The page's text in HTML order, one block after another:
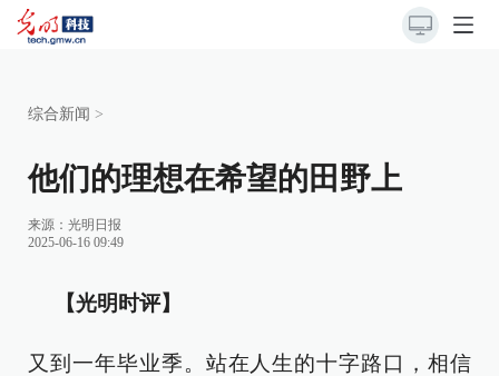
综合新闻 >
他们的理想在希望的田野上
来源： 光明日报
2025-06-16 09:49
【光明时评】
又到一年毕业季。站在人生的十字路口，相信